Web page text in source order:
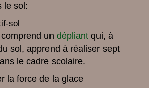
le sol:
sol
un dépliantqui, à
sol, apprend à réaliser sept
le cadre scolaire.
la force de la glace